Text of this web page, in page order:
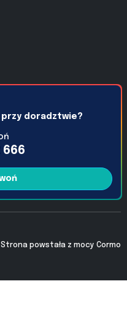
doradztwie?
666
Strona powstała z mocy Cormo